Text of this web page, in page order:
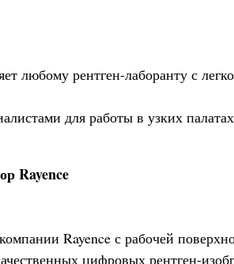
любому рентген-лаборанту с
для работы в узких
Rayence
Rayence с рабочей
цифровых рентген-